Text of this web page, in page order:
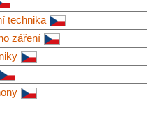
technika
záření